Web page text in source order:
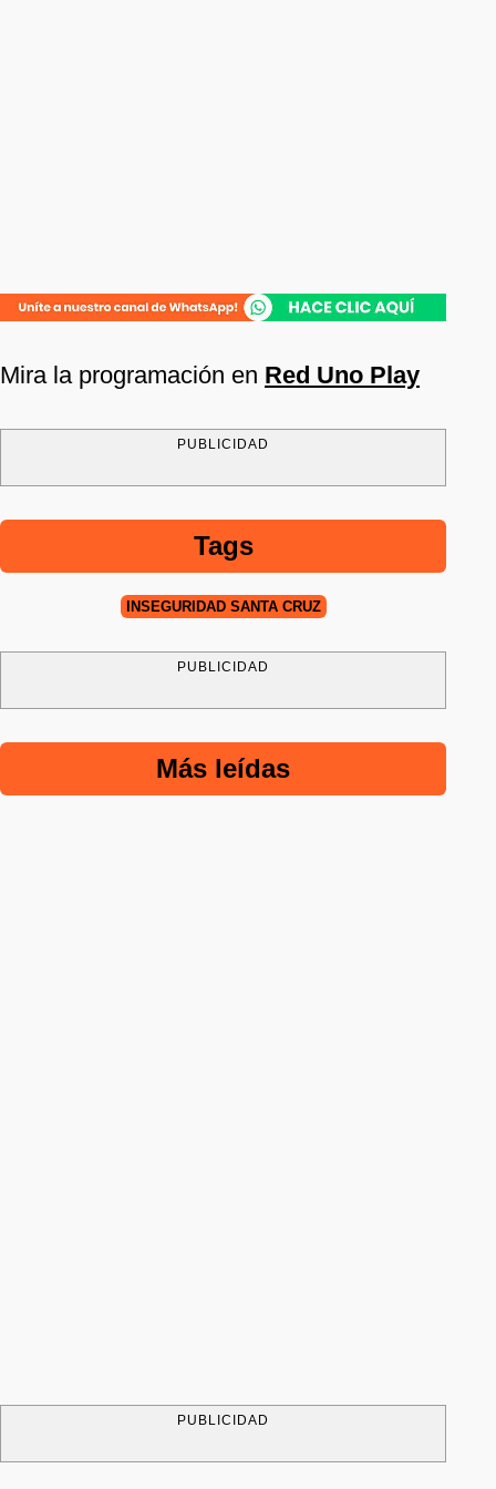
Mira la programación en Red Uno Play
PUBLICIDAD
Tags
INSEGURIDAD SANTA CRUZ
PUBLICIDAD
Más leídas
PUBLICIDAD